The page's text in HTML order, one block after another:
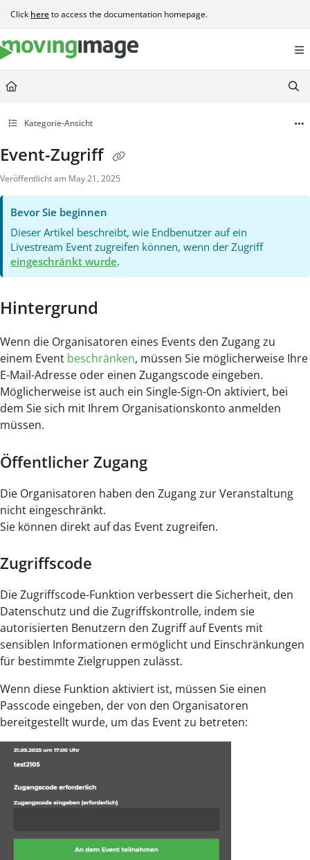
Documentation Index
Use this file to discover all available pages before exploring further.
Click hereto access the documentation homepage.
Kategorie-Ansicht
Event-Zugriff
Veröffentlicht am May 21, 2025
Bevor Sie beginnen
Dieser Artikel beschreibt, wie Endbenutzer auf ein
Livestream Event zugreifen können, wenn der Zugriff
eingeschränkt wurde.
Hintergrund
Wenn die Organisatoren eines Events den Zugang zu
einem Event beschränken, müssen Sie möglicherweise Ihre
E-Mail-Adresse oder einen Zugangscode eingeben.
Möglicherweise ist auch ein Single-Sign-On aktiviert, bei
dem Sie sich mit Ihrem Organisationskonto anmelden
müssen.
Öffentlicher Zugang
Die Organisatoren haben den Zugang zur Veranstaltung
nicht eingeschränkt.
Sie können direkt auf das Event zugreifen.
Zugriffscode
Die Zugriffscode-Funktion verbessert die Sicherheit, den
Datenschutz und die Zugriffskontrolle, indem sie
autorisierten Benutzern den Zugriff auf Events mit
sensiblen Informationen ermöglicht und Einschränkungen
für bestimmte Zielgruppen zulässt.
Wenn diese Funktion aktiviert ist, müssen Sie einen
Passcode eingeben, der von den Organisatoren
bereitgestellt wurde, um das Event zu betreten: